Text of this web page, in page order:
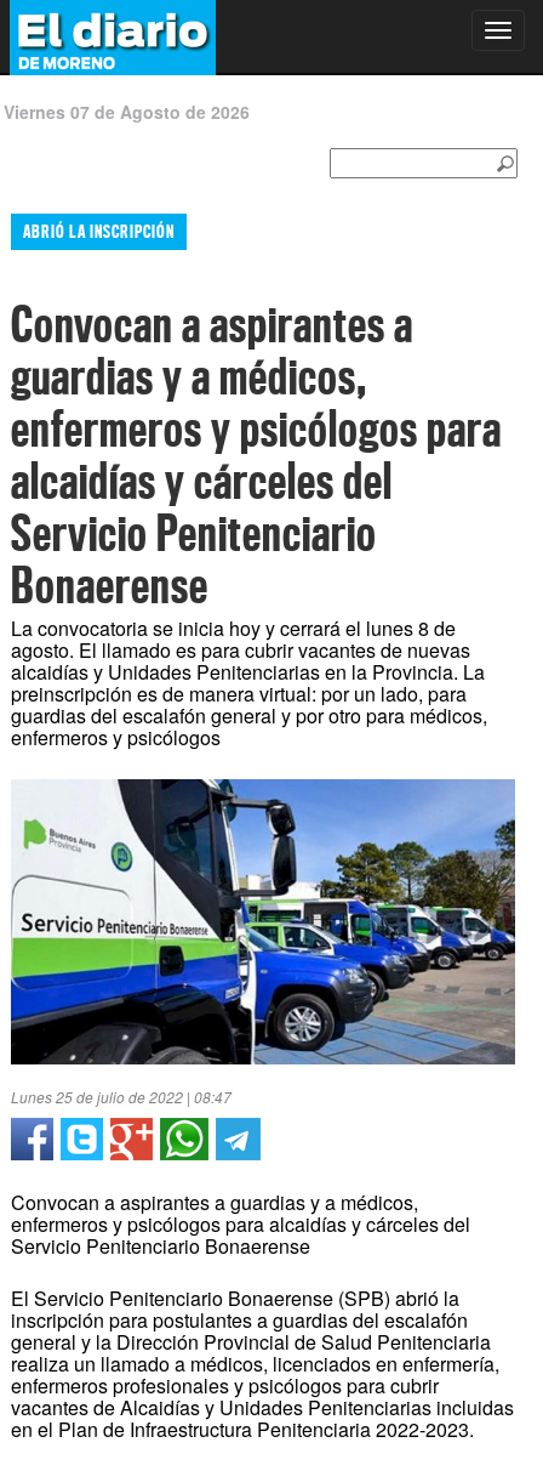
Viernes 07 de Agosto de 2026
ABRIÓ LA INSCRIPCIÓN
Convocan a aspirantes a
guardias y a médicos,
enfermeros y psicólogos para
alcaidías y cárceles del
Servicio Penitenciario
Bonaerense
La convocatoria se inicia hoy y cerrará el lunes 8 de
agosto. El llamado es para cubrir vacantes de nuevas
alcaidías y Unidades Penitenciarias en la Provincia. La
preinscripción es de manera virtual: por un lado, para
guardias del escalafón general y por otro para médicos,
enfermeros y psicólogos
Lunes 25 de julio de 2022 | 08:47
Convocan a aspirantes a guardias y a médicos,
enfermeros y psicólogos para alcaidías y cárceles del
Servicio Penitenciario Bonaerense
El Servicio Penitenciario Bonaerense (SPB) abrió la
inscripción para postulantes a guardias del escalafón
general y la Dirección Provincial de Salud Penitenciaria
realiza un llamado a médicos, licenciados en enfermería,
enfermeros profesionales y psicólogos para cubrir
vacantes de Alcaidías y Unidades Penitenciarias incluidas
en el Plan de Infraestructura Penitenciaria 2022-2023.